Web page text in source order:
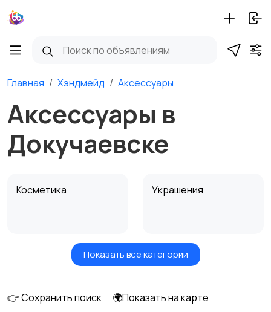
Главная Хэндмейд Аксессуары
Аксессуары в
Докучаевске
Косметика Украшения
Куклы и игрушки
Оформление
Показать все категории
👉 Сохранить поиск
🌍Показать на карте